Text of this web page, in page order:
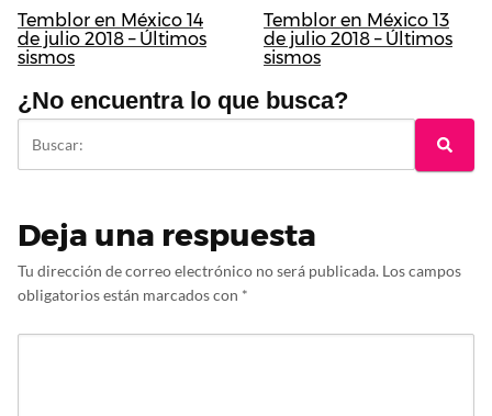
Temblor en México 14
de julio 2018 – Últimos
sismos
Temblor en México 13
de julio 2018 – Últimos
sismos
¿No encuentra lo que busca?
Deja una respuesta
Tu dirección de correo electrónico no será publicada. Los campos
obligatorios están marcados con *